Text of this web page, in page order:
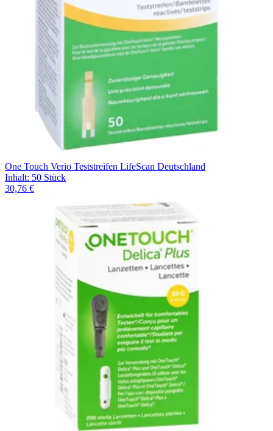
One Touch Verio Teststreifen LifeScan Deutschland
Inhalt: 50 Stück
30,76 €